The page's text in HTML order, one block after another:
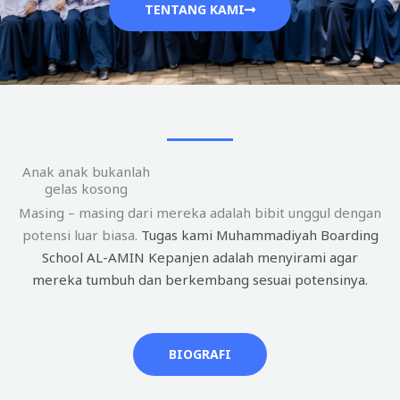
TENTANG KAMI
Anak anak bukanlah
gelas kosong
Masing – masing dari mereka adalah bibit unggul dengan
potensi luar biasa. Tugas kami Muhammadiyah Boarding
School AL-AMIN Kepanjen adalah menyirami agar
mereka tumbuh dan berkembang sesuai potensinya.
BIOGRAFI